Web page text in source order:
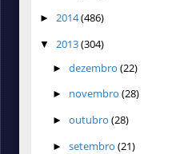
► 2014(486)
▼ 2013(304)
► dezembro (22)
► novembro (28)
► outubro (28)
► setembro (21)